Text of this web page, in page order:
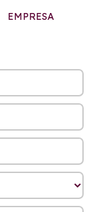
EMPRESA